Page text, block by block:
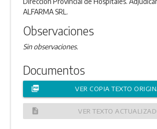
ALFARMA SRL.
Observaciones
Sin observaciones.
Documentos
picture_as_pdf VER COPIA TEXTO
description VER TEXTO